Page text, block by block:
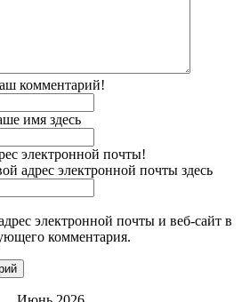
комментарий!
имя здесь
электронной почты!
адрес электронной почты здесь
электронной почты и веб-сайт в
комментария.